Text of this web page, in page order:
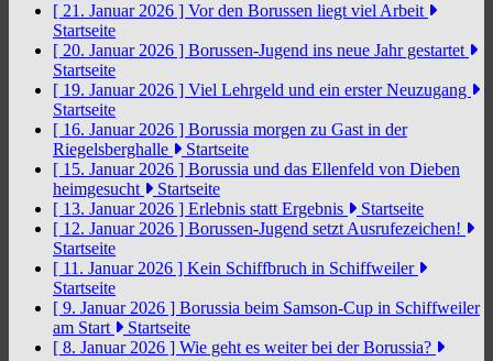
[ 21. Januar 2026 ] Vor den Borussen liegt viel Arbeit
Startseite
[ 20. Januar 2026 ] Borussen-Jugend ins neue Jahr gestartet
Startseite
[ 19. Januar 2026 ] Viel Lehrgeld und ein erster Neuzugang
Startseite
[ 16. Januar 2026 ] Borussia morgen zu Gast in der
Riegelsberghalle
Startseite
[ 15. Januar 2026 ] Borussia und das Ellenfeld von Dieben
heimgesucht
Startseite
[ 13. Januar 2026 ] Erlebnis statt Ergebnis
Startseite
[ 12. Januar 2026 ] Borussen-Jugend setzt Ausrufezeichen!
Startseite
[ 11. Januar 2026 ] Kein Schiffbruch in Schiffweiler
Startseite
[ 9. Januar 2026 ] Borussia beim Samson-Cup in Schiffweiler
am Start
Startseite
[ 8. Januar 2026 ] Wie geht es weiter bei der Borussia?